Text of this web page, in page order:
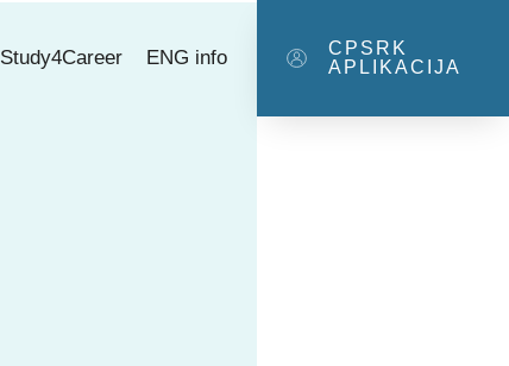
Study4Career ENG info
CPSRK
APLIKACIJA